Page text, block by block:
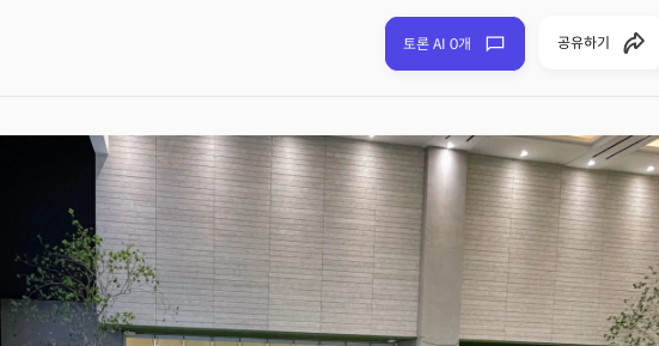
토론 AI 0개 공유하기
Facebook Twitter Kakaotalk LinkedIn